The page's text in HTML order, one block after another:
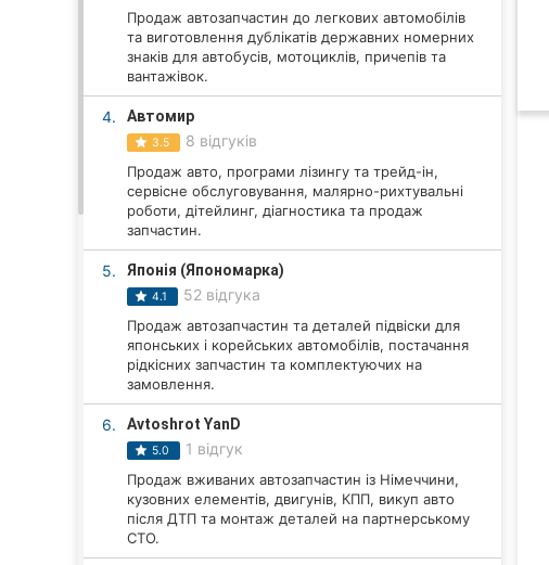
Тернопіль
Хмельницький
Продаж автозапчастин до легкових автомобілів
та виготовлення дублікатів державних номерних
знаків для автобусів, мотоциклів, причепів та
вантажівок.
4. Автомир
3.5 8 відгуків
Продаж авто, програми лізингу та трейд-ін,
сервісне обслуговування, малярно-рихтувальні
роботи, дітейлинг, діагностика та продаж
запчастин.
5. Японія (Япономарка)
4.1 52 відгука
Продаж автозапчастин та деталей підвіски для
японських і корейських автомобілів, постачання
рідкісних запчастин та комплектуючих на
замовлення.
6. Avtoshrot YanD
5.0 1 відгук
Продаж вживаних автозапчастин із Німеччини,
кузовних елементів, двигунів, КПП, викуп авто
після ДТП та монтаж деталей на партнерському
СТО.